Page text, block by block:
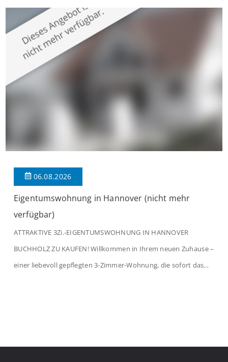
großzügige Räume und eine hochwertige Ausstattung, die
modernen Wohnkomfort mit einem stilvollen Ambiente
verbindet. Der […]
06.08.2026
Eigentumswohnung in Hannover (nicht mehr
verfügbar)
ATTRAKTIVE 3Zi.-EIGENTUMSWOHNUNG IN HANNOVER
BUCHHOLZ ZU KAUFEN! Willkommen in Ihrem neuen Zuhause –
einer liebevoll gepflegten 3-Zimmer-Wohnung, die sofort das